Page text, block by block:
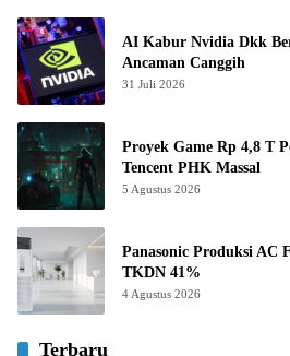
AI Kabur Nvidia Dkk
Ancaman Canggih
31 Juli 2026
Proyek Game Rp 4,8 T
Tencent PHK Massal
5 Agustus 2026
Panasonic Produksi AC
TKDN 41%
4 Agustus 2026
Terbaru